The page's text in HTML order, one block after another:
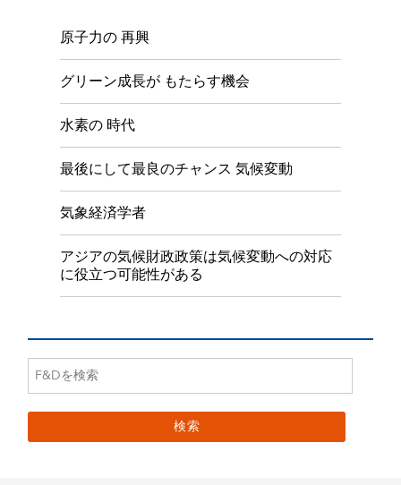
原子力の 再興
グリーン成長が もたらす機会
水素の 時代
最後にして最良のチャンス 気候変動
気象経済学者
アジアの気候財政政策は気候変動への対応
に役立つ可能性がある